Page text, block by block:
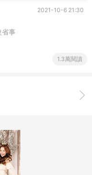
2021-10-6 21:30
省事
1.3萬閱讀